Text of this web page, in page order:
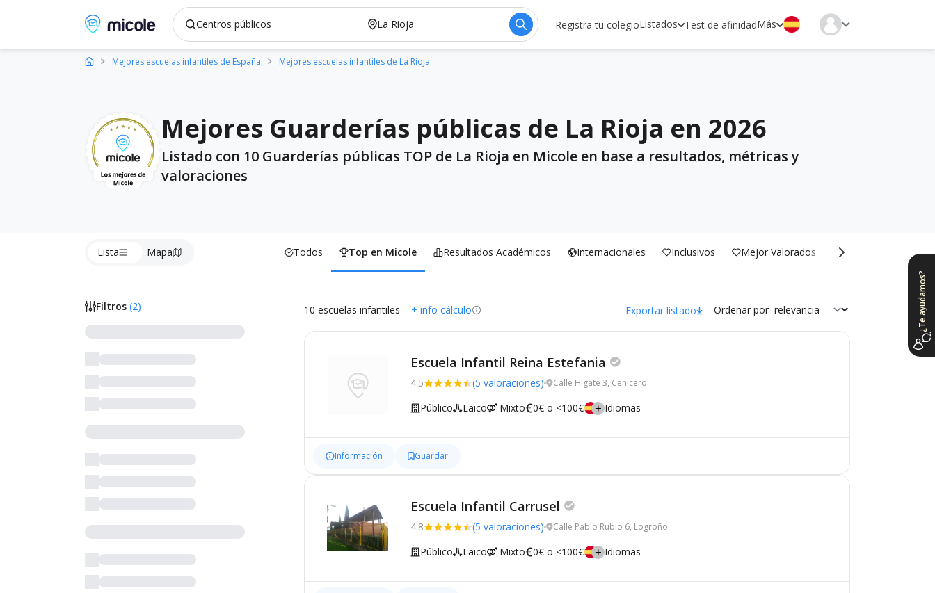
Micole, buscador de colegios Registra tu colegioListados Test de afinidadMás
Mejores escuelas infantiles de España Mejores escuelas infantiles de La Rioja
Mejores Guarderías públicas de La Rioja en 2026
Listado con 10 Guarderías públicas TOP de La Rioja en Micole en base a resultados, métricas y
valoraciones
Lista Mapa Todos Top en Micole Resultados Académicos Internacionales Inclusivos Mejor Valorados
Filtros (2) 10 escuelas infantiles + info cálculo Exportar listado Ordenar por
Escuela Infantil Reina Estefania
4.5 (5 valoraciones) Calle Higate 3, Cenicero
Público Laico Mixto 0€ o <100€ Idiomas
Información Guardar
Escuela Infantil Carrusel
4.8 (5 valoraciones) Calle Pablo Rubio 6, Logroño
Público Laico Mixto 0€ o <100€ Idiomas
¿Te ayudamos?